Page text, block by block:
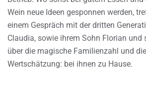
Wein neue Ideen gesponnen werden,
einem Gespräch mit der dritten
Claudia, sowie ihrem Sohn Florian und
über die magische Familienzahl und
Wertschätzung: bei ihnen zu Hause.